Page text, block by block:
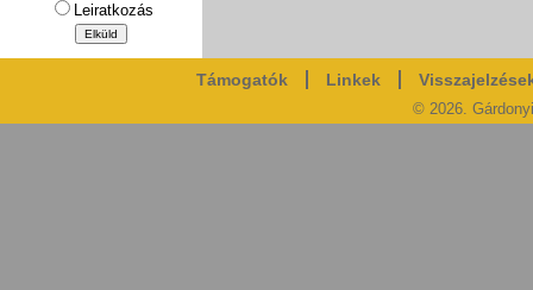
Leiratkozás
Támogatók Linkek
© 2026.